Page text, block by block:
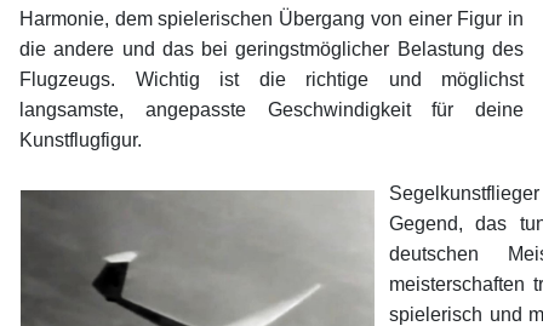
Harmonie, dem spielerischen Übergang von einer Figur in
die andere und das bei geringstmöglicher Belastung des
Flugzeugs. Wichtig ist die richtige und möglichst
langsamste, angepasste Geschwindigkeit für deine
Kunstflugfigur.
Gegend, das
deutschen
meisterschaften
spielerisch und